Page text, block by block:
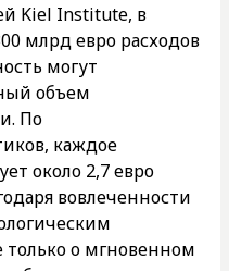
Kiel Institute, в
млрд евро расходов
могут
объем
По
каждое
около 2,7 евро
вовлеченности
о мгновенном